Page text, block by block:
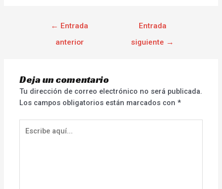
← Entrada
anterior
Entrada
siguiente →
Deja un comentario
Tu dirección de correo electrónico no será publicada.
Los campos obligatorios están marcados con*
aquí...